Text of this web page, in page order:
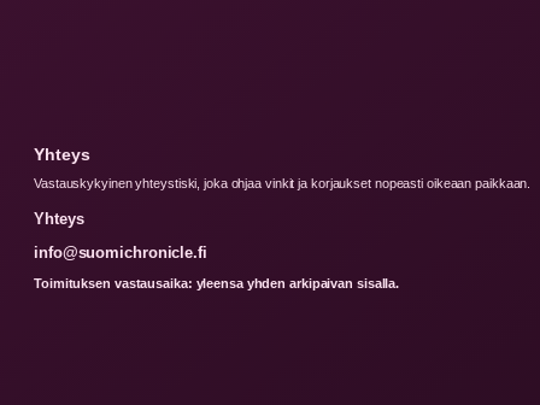
Yhteys
Vastauskykyinen yhteystiski, joka ohjaa vinkit ja korjaukset nopeasti oikeaan paikkaan.
Yhteys
info@suomichronicle.fi
Toimituksen vastausaika: yleensa yhden arkipaivan sisalla.